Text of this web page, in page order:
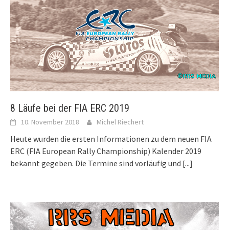
8 Läufe bei der FIA ERC 2019
10. November 2018 Michel Riechert
Heute wurden die ersten Informationen zu dem neuen FIA
ERC (FIA European Rally Championship) Kalender 2019
bekannt gegeben. Die Termine sind vorläufig und [...]